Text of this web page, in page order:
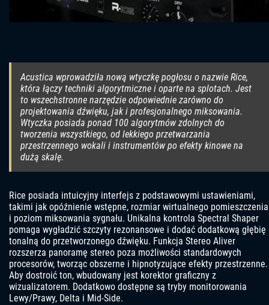
Acustica wprowadziła nową wtyczkę pogłosu o nazwie Rice,
która łączy techniki algorytmiczne i oparte na splotach. Jest
to wszechstronne narzędzie odpowiednie zarówno do
projektowania dźwięku, jak i profesjonalnego miksowania.
Wtyczka posiada ponad 100 algorytmów zdolnych do
tworzenia wszystkiego, od lekkiego przetwarzania
przestrzennego wokali i instrumentów po efekty kinowe na
dużą skalę.
Rice posiada intuicyjny interfejs z podstawowymi ustawieniami,
takimi jak opóźnienie wstępne, rozmiar wirtualnego pomieszczenia
i poziom miksowania sygnału. Unikalna kontrola Spectral Shaper
pomaga wygładzić szczyty rezonansowe i dodać dodatkową głębię
tonalną do przetworzonego dźwięku. Funkcja Stereo Aliver
rozszerza panoramę stereo poza możliwości standardowych
procesorów, tworząc obszerne i hipnotyzujące efekty przestrzenne.
Aby dostroić ton, wbudowany jest korektor graficzny z
wizualizatorem. Dodatkowo dostępne są tryby monitorowania
Lewy/Prawy, Delta i Mid-Side.